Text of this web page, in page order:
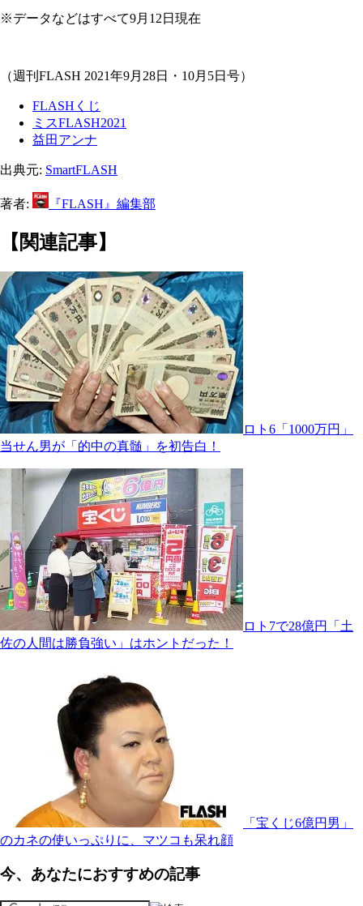
※データなどはすべて9月12日現在
（週刊FLASH 2021年9月28日・10月5日号）
FLASHくじ
ミスFLASH2021
益田アンナ
出典元: SmartFLASH
著者: 『FLASH』編集部
【関連記事】
ロト6「1000万円」
当せん男が「的中の真髄」を初告白！
ロト7で28億円「土
佐の人間は勝負強い」はホントだった！
「宝くじ6億円男」
のカネの使いっぷりに、マツコも呆れ顔
今、あなたにおすすめの記事